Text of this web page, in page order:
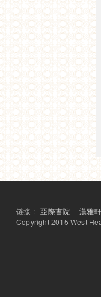
链接 :亞際書院 |漢雅軒
Copyright 2015 West